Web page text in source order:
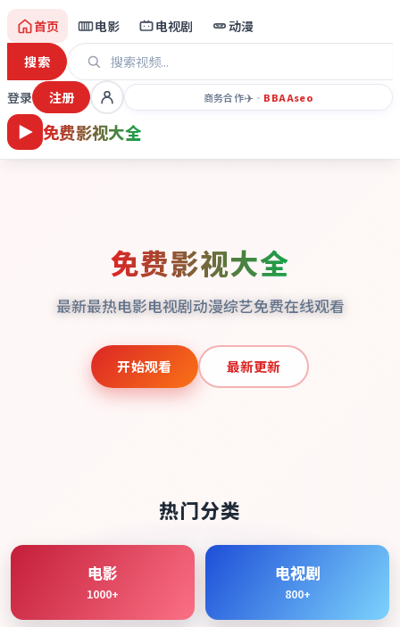
免费影视大全
首页 电影 电视剧
动漫
搜索
登录
注册 商务合作✈️ · BBAAseo
免费影视大全
最新最热电影电视剧动漫综艺免费在线观看
开始观看 最新更新
热门分类
电影
1000+
电视剧
800+